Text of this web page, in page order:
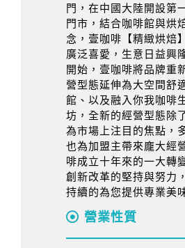
門，在中國大陸開設第
門市，結合咖啡館與烘
念，壹咖啡【精緻烘焙
廣泛喜愛，生意日益興
開始，壹咖啡將品牌重
營型態延伸為大空間舒
館、以及融入你我咖啡
坊，全新的經營型態除
為市場上注目的焦點，
也為加盟主帶來龐大經
啡成立十年來的一大轉
創新改革的堅持與努力
持續的為您提供專業美
營業性質